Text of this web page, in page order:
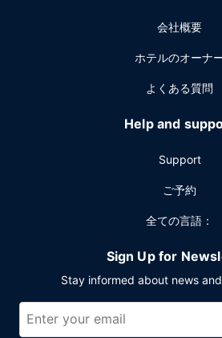
ー、4 室の会議室など総面積 564 平
はセルフパーキング (無料) が備わって
会社概要
ホテルのオーナ
よくある質問
Help and
Support
ご予約
全ての言語：
Sign Up for
Stay informed about news